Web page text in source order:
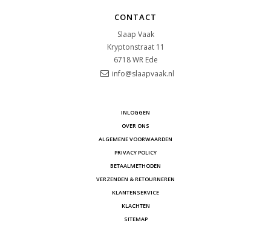
CONTACT
Slaap Vaak
Kryptonstraat 11
6718 WR Ede
info@slaapvaak.nl
INLOGGEN
OVER ONS
ALGEMENE VOORWAARDEN
PRIVACY POLICY
BETAALMETHODEN
VERZENDEN & RETOURNEREN
KLANTENSERVICE
KLACHTEN
SITEMAP